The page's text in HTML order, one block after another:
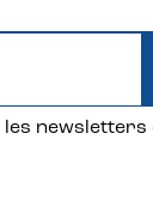
newsletters